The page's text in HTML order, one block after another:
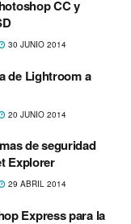
CC y
30 JUNIO 2014
de Lightroom a
20 JUNIO 2014
de seguridad
Explorer
29 ABRIL 2014
Express para la